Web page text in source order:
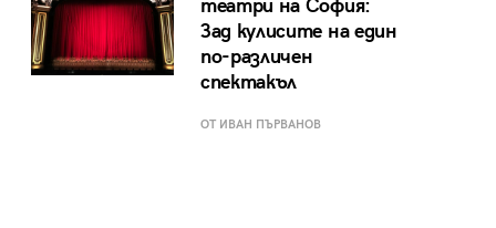
театри на София:
Зад кулисите на един
по-различен
спектакъл
ОТ ИВАН ПЪРВАНОВ